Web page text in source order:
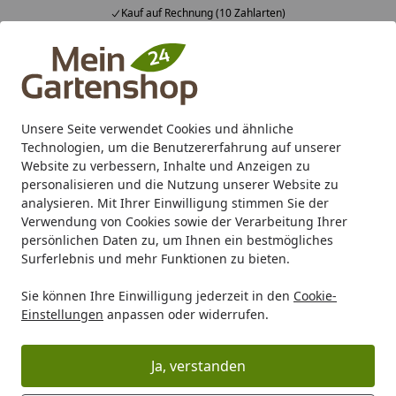
Unsere Seite verwendet Cookies und ähnliche
Technologien, um die Benutzererfahrung auf unserer
Website zu verbessern, Inhalte und Anzeigen zu
personalisieren und die Nutzung unserer Website zu
analysieren. Mit Ihrer Einwilligung stimmen Sie der
Verwendung von Cookies sowie der Verarbeitung Ihrer
persönlichen Daten zu, um Ihnen ein bestmögliches
Surferlebnis und mehr Funktionen zu bieten.
Sie können Ihre Einwilligung jederzeit in den Cookie-
Einstellungen anpassen oder widerrufen.
Ja, verstanden
Fachberatung & individuelle Angebote
Alle Produkte
Mein Konto
Suchen
Karibu Pools inkl. gratis Sandfilteranlage & Pool-
Starterset (Gesamtwert bis 468,99€)
Startseite
Gartenbau Terrassenbau Terrassendielen WPC / BPC
WPC / BPC / Composite
Ihre Artikelübersicht